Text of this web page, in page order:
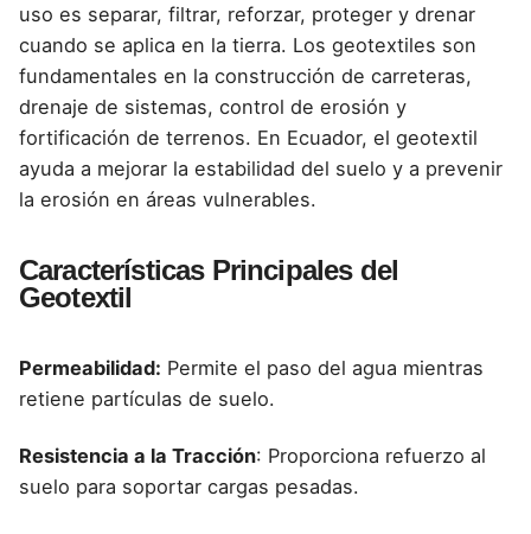
uso es separar, filtrar, reforzar, proteger y drenar
cuando se aplica en la tierra. Los geotextiles son
fundamentales en la construcción de carreteras,
drenaje de sistemas, control de erosión y
fortificación de terrenos. En Ecuador, el geotextil
ayuda a mejorar la estabilidad del suelo y a prevenir
la erosión en áreas vulnerables.
Características Principales del
Geotextil
Permeabilidad: Permite el paso del agua mientras
retiene partículas de suelo.
Resistencia a la Tracción: Proporciona refuerzo al
suelo para soportar cargas pesadas.